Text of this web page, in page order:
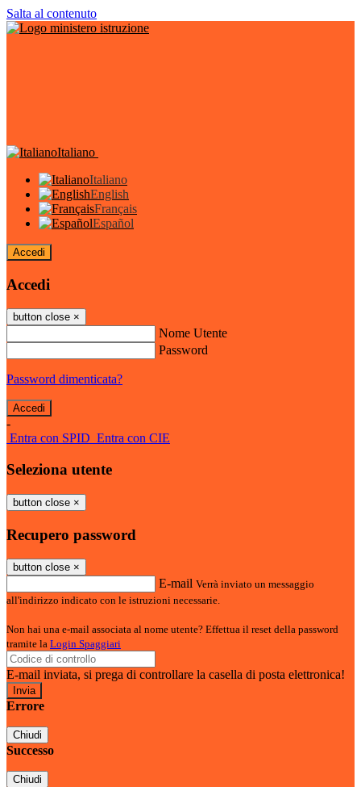
Salta al contenuto
Italiano
Italiano
English
Français
Español
Accedi
Accedi
button close ×
Nome Utente
Password
Password dimenticata?
-
Entra con SPID Entra con CIE
Seleziona utente
button close ×
Recupero password
button close ×
E-mail Verrà inviato un messaggio
all'indirizzo indicato con le istruzioni necessarie.
Non hai una e-mail associata al nome utente? Effettua il reset della password
tramite la Login Spaggiari
E-mail inviata, si prega di controllare la casella di posta elettronica!
Errore
Chiudi
Successo
Chiudi